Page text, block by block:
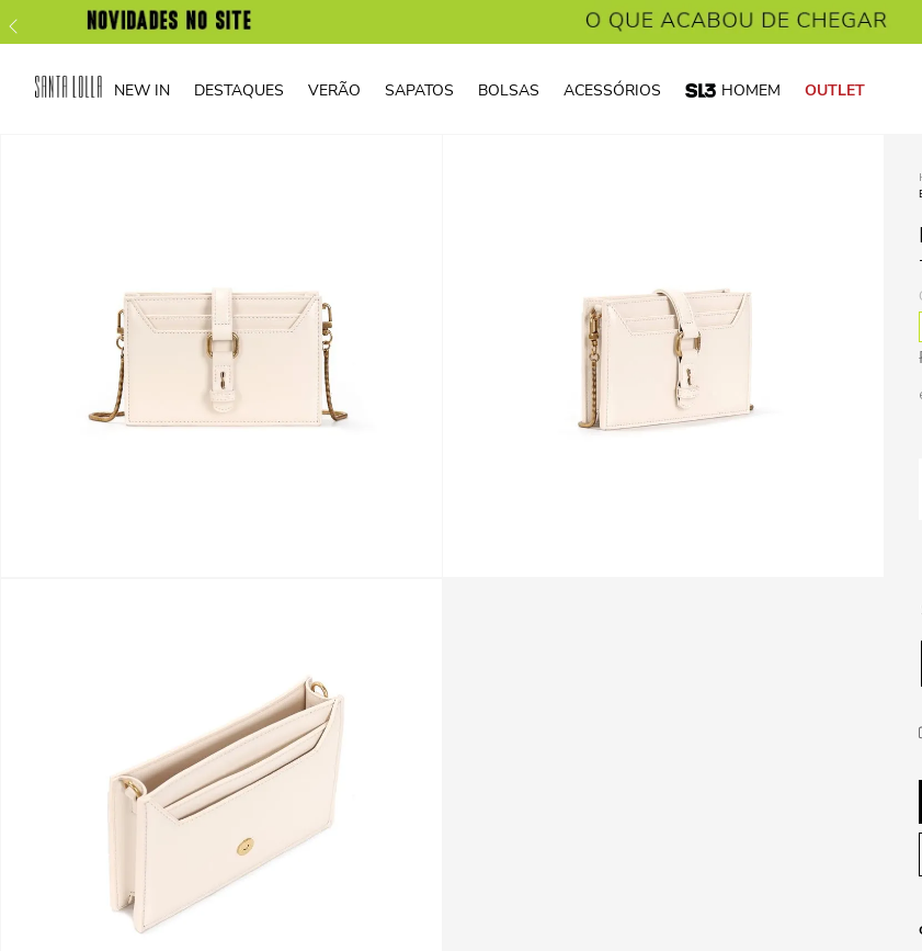
NEW IN DESTAQUES VERÃO SAPATOS BOLSAS ACESSÓRIOS HOMEM OUTLET